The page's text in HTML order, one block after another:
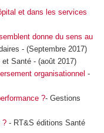
et dans les services
donne du sens au
- (Septembre 2017)
Santé - (août 2017)
organisationnel -
?- Gestions
?- RT&S éditions Santé